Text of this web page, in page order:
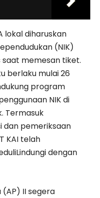
lokal diharuskan
(NIK)
memesan tiket.
berlaku mulai 26
program
NIK di
Termasuk
dan pemeriksaan
KAI telah
dengan
II segera